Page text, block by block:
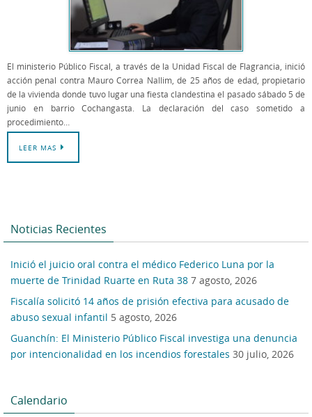
El ministerio Público Fiscal, a través de la Unidad Fiscal de Flagrancia, inició
acción penal contra Mauro Correa Nallim, de 25 años de edad, propietario
de la vivienda donde tuvo lugar una fiesta clandestina el pasado sábado 5 de
junio en barrio Cochangasta. La declaración del caso sometido a
procedimiento…
LEER MAS
Noticias Recientes
Inició el juicio oral contra el médico Federico Luna por la
muerte de Trinidad Ruarte en Ruta 38 7 agosto, 2026
Fiscalía solicitó 14 años de prisión efectiva para acusado de
abuso sexual infantil 5 agosto, 2026
Guanchín: El Ministerio Público Fiscal investiga una denuncia
por intencionalidad en los incendios forestales 30 julio, 2026
Calendario